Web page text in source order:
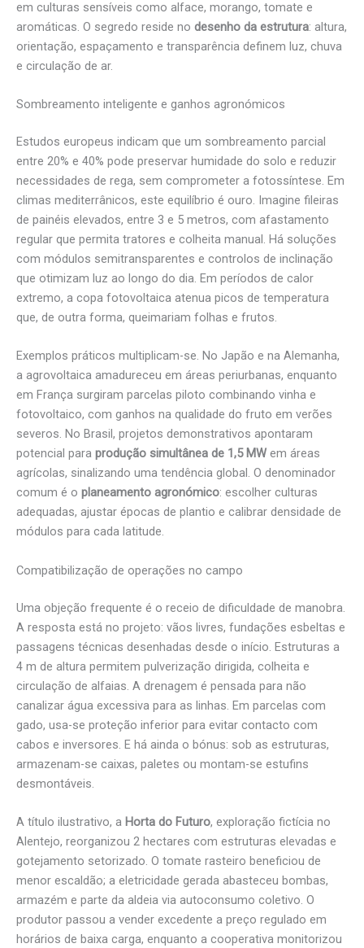
em culturas sensíveis como alface, morango, tomate e
aromáticas. O segredo reside no desenho da estrutura: altura,
orientação, espaçamento e transparência definem luz, chuva
e circulação de ar.
Sombreamento inteligente e ganhos agronómicos
Estudos europeus indicam que um sombreamento parcial
entre 20% e 40% pode preservar humidade do solo e reduzir
necessidades de rega, sem comprometer a fotossíntese. Em
climas mediterrânicos, este equilíbrio é ouro. Imagine fileiras
de painéis elevados, entre 3 e 5 metros, com afastamento
regular que permita tratores e colheita manual. Há soluções
com módulos semitransparentes e controlos de inclinação
que otimizam luz ao longo do dia. Em períodos de calor
extremo, a copa fotovoltaica atenua picos de temperatura
que, de outra forma, queimariam folhas e frutos.
Exemplos práticos multiplicam-se. No Japão e na Alemanha,
a agrovoltaica amadureceu em áreas periurbanas, enquanto
em França surgiram parcelas piloto combinando vinha e
fotovoltaico, com ganhos na qualidade do fruto em verões
severos. No Brasil, projetos demonstrativos apontaram
potencial para produção simultânea de 1,5 MW em áreas
agrícolas, sinalizando uma tendência global. O denominador
comum é o planeamento agronómico: escolher culturas
adequadas, ajustar épocas de plantio e calibrar densidade de
módulos para cada latitude.
Compatibilização de operações no campo
Uma objeção frequente é o receio de dificuldade de manobra.
A resposta está no projeto: vãos livres, fundações esbeltas e
passagens técnicas desenhadas desde o início. Estruturas a
4 m de altura permitem pulverização dirigida, colheita e
circulação de alfaias. A drenagem é pensada para não
canalizar água excessiva para as linhas. Em parcelas com
gado, usa-se proteção inferior para evitar contacto com
cabos e inversores. E há ainda o bónus: sob as estruturas,
armazenam-se caixas, paletes ou montam-se estufins
desmontáveis.
A título ilustrativo, a Horta do Futuro, exploração fictícia no
Alentejo, reorganizou 2 hectares com estruturas elevadas e
gotejamento setorizado. O tomate rasteiro beneficiou de
menor escaldão; a eletricidade gerada abasteceu bombas,
armazém e parte da aldeia via autoconsumo coletivo. O
produtor passou a vender excedente a preço regulado em
horários de baixa carga, enquanto a cooperativa monitorizou